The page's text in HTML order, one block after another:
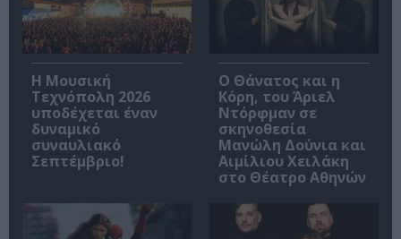
Η Μουσική
Τεχνόπολη 2026
υποδέχεται έναν
δυναμικό
συναυλιακό
Σεπτέμβριο!
Ο Θάνατος και η
Κόρη, του Άριελ
Ντόρφμαν σε
σκηνοθεσία
Μανώλη Δούνια και
Αιμίλιου Χειλάκη
στο Θέατρο Αθηνών